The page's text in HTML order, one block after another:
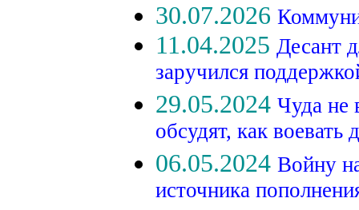
30.07.2026
11.04.2025 Десант
заручился
29.05.2024 Чуда не
обсудят, как
06.05.2024 Войну
источника